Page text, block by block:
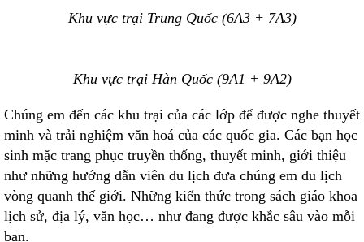
Khu vực trại Trung Quốc (6A3 + 7A3)
Khu vực trại Hàn Quốc (9A1 + 9A2)
Chúng em đến các khu trại của các lớp để được nghe thuyết
minh và trải nghiệm văn hoá của các quốc gia. Các bạn học
sinh mặc trang phục truyền thống, thuyết minh, giới thiệu
như những hướng dẫn viên du lịch đưa chúng em du lịch
vòng quanh thế giới. Những kiến thức trong sách giáo khoa
lịch sử, địa lý, văn học… như đang được khắc sâu vào mỗi
bạn.